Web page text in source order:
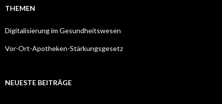
THEMEN
Digitalisierung im Gesundheitswesen
Vor-Ort-Apotheken-Stärkungsgesetz
NEUESTE BEITRÄGE